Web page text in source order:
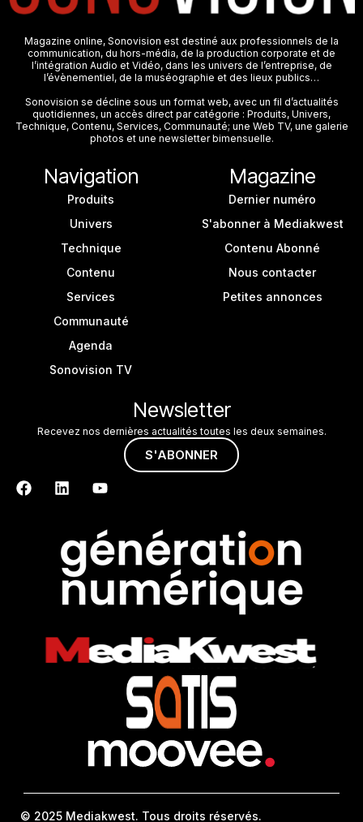
Magazine online, Sonovision est destiné aux professionnels de la
communication, du hors-média, de la production corporate et de
l’intégration Audio et Vidéo, dans les univers de l’entreprise, de
l’évènementiel, de la muséographie et des lieux publics…
Sonovision se décline sous un format web, avec un fil d’actualités
quotidiennes, un accès direct par catégorie : Produits, Univers,
Technique, Contenu, Services, Communauté; une Web TV, une galerie
photos et une newsletter bimensuelle.
Navigation
Produits
Univers
Technique
Contenu
Services
Communauté
Agenda
Sonovision TV
Magazine
Dernier numéro
S'abonner à Mediakwest
Contenu Abonné
Nous contacter
Petites annonces
Newsletter
Recevez nos dernières actualités toutes les deux semaines.
S'ABONNER
© 2025 Mediakwest. Tous droits réservés.